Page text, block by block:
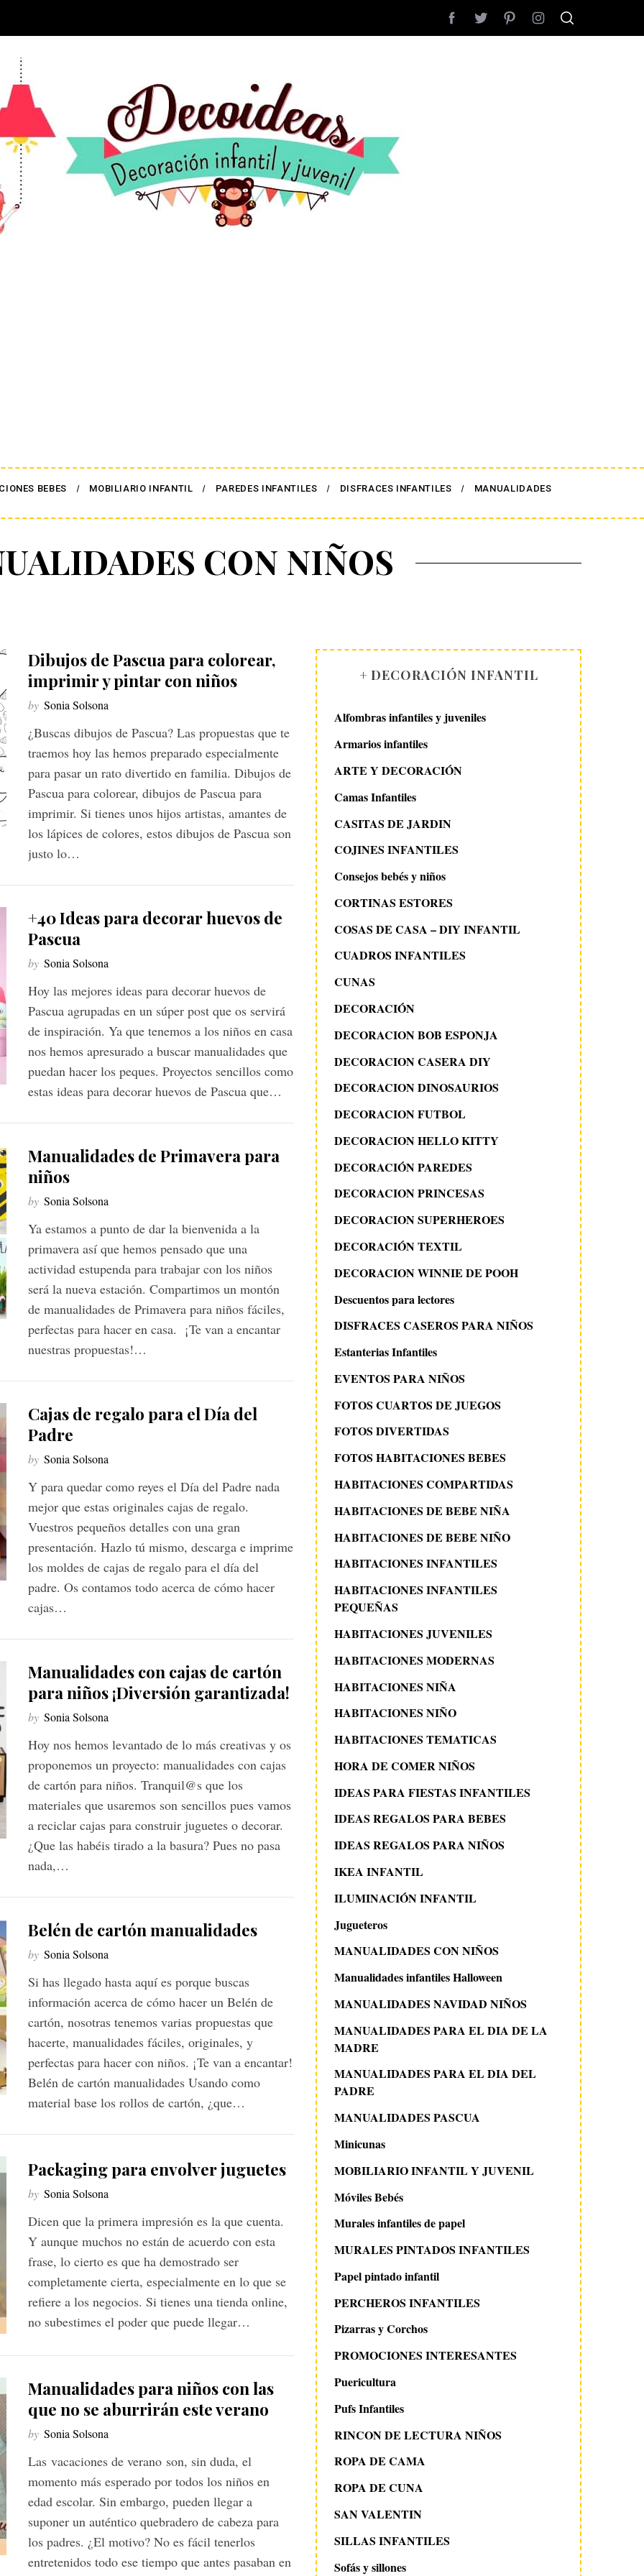
BEBES MOBILIARIO INFANTIL PAREDES INFANTILES DISFRACES INFANTILES MANUALIDADES
CON NIÑOS
Dibujos de Pascua para colorear,
imprimir y pintar con niños
by Sonia Solsona
¿Buscas dibujos de Pascua? Las propuestas que te
traemos hoy las hemos preparado especialmente
para pasar un rato divertido en familia. Dibujos de
Pascua para colorear, dibujos de Pascua para
imprimir. Si tienes unos hijos artistas, amantes de
los lápices de colores, estos dibujos de Pascua son
justo lo…
+40 Ideas para decorar huevos de
Pascua
by Sonia Solsona
Hoy las mejores ideas para decorar huevos de
Pascua agrupadas en un súper post que os servirá
de inspiración. Ya que tenemos a los niños en casa
nos hemos apresurado a buscar manualidades que
puedan hacer los peques. Proyectos sencillos como
estas ideas para decorar huevos de Pascua que…
Manualidades de Primavera para
niños
by Sonia Solsona
Ya estamos a punto de dar la bienvenida a la
primavera así que hemos pensado que una
actividad estupenda para trabajar con los niños
será la nueva estación. Compartimos un montón
de manualidades de Primavera para niños fáciles,
perfectas para hacer en casa. ¡Te van a encantar
nuestras propuestas!…
Cajas de regalo para el Día del
Padre
by Sonia Solsona
Y para quedar como reyes el Día del Padre nada
mejor que estas originales cajas de regalo.
Vuestros pequeños detalles con una gran
presentación. Hazlo tú mismo, descarga e imprime
los moldes de cajas de regalo para el día del
padre. Os contamos todo acerca de cómo hacer
cajas…
Manualidades con cajas de cartón
para niños ¡Diversión garantizada!
by Sonia Solsona
Hoy nos hemos levantado de lo más creativas y os
proponemos un proyecto: manualidades con cajas
de cartón para niños. Tranquil@s que los
materiales que usaremos son sencillos pues vamos
a reciclar cajas para construir juguetes o decorar.
¿Que las habéis tirado a la basura? Pues no pasa
nada,…
Belén de cartón manualidades
by Sonia Solsona
Si has llegado hasta aquí es porque buscas
información acerca de cómo hacer un Belén de
cartón, nosotras tenemos varias propuestas que
hacerte, manualidades fáciles, originales, y
perfectas para hacer con niños. ¡Te van a encantar!
Belén de cartón manualidades Usando como
material base los rollos de cartón, ¿que…
Packaging para envolver juguetes
by Sonia Solsona
Dicen que la primera impresión es la que cuenta.
Y aunque muchos no están de acuerdo con esta
frase, lo cierto es que ha demostrado ser
completamente cierta, especialmente en lo que se
refiere a los negocios. Si tienes una tienda online,
no subestimes el poder que puede llegar…
Manualidades para niños con las
que no se aburrirán este verano
by Sonia Solsona
Las vacaciones de verano son, sin duda, el
momento más esperado por todos los niños en
edad escolar. Sin embargo, pueden llegar a
suponer un auténtico quebradero de cabeza para
los padres. ¿El motivo? No es fácil tenerlos
entretenidos todo ese tiempo que antes pasaban en
+ DECORACIÓN INFANTIL
Alfombras infantiles y juveniles
Armarios infantiles
ARTE Y DECORACIÓN
Camas Infantiles
CASITAS DE JARDIN
COJINES INFANTILES
Consejos bebés y niños
CORTINAS ESTORES
COSAS DE CASA – DIY INFANTIL
CUADROS INFANTILES
CUNAS
DECORACIÓN
DECORACION BOB ESPONJA
DECORACION CASERA DIY
DECORACION DINOSAURIOS
DECORACION FUTBOL
DECORACION HELLO KITTY
DECORACIÓN PAREDES
DECORACION PRINCESAS
DECORACION SUPERHEROES
DECORACIÓN TEXTIL
DECORACION WINNIE DE POOH
Descuentos para lectores
DISFRACES CASEROS PARA NIÑOS
Estanterias Infantiles
EVENTOS PARA NIÑOS
FOTOS CUARTOS DE JUEGOS
FOTOS DIVERTIDAS
FOTOS HABITACIONES BEBES
HABITACIONES COMPARTIDAS
HABITACIONES DE BEBE NIÑA
HABITACIONES DE BEBE NIÑO
HABITACIONES INFANTILES
HABITACIONES INFANTILES
PEQUEÑAS
HABITACIONES JUVENILES
HABITACIONES MODERNAS
HABITACIONES NIÑA
HABITACIONES NIÑO
HABITACIONES TEMATICAS
HORA DE COMER NIÑOS
IDEAS PARA FIESTAS INFANTILES
IDEAS REGALOS PARA BEBES
IDEAS REGALOS PARA NIÑOS
IKEA INFANTIL
ILUMINACIÓN INFANTIL
Jugueteros
MANUALIDADES CON NIÑOS
Manualidades infantiles Halloween
MANUALIDADES NAVIDAD NIÑOS
MANUALIDADES PARA EL DIA DE LA
MADRE
MANUALIDADES PARA EL DIA DEL
PADRE
MANUALIDADES PASCUA
Minicunas
MOBILIARIO INFANTIL Y JUVENIL
Móviles Bebés
Murales infantiles de papel
MURALES PINTADOS INFANTILES
Papel pintado infantil
PERCHEROS INFANTILES
Pizarras y Corchos
PROMOCIONES INTERESANTES
Puericultura
Pufs Infantiles
RINCON DE LECTURA NIÑOS
ROPA DE CAMA
ROPA DE CUNA
SAN VALENTIN
SILLAS INFANTILES
Sofás y sillones